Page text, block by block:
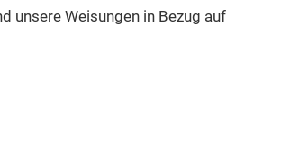
unsere Weisungen in Bezug auf